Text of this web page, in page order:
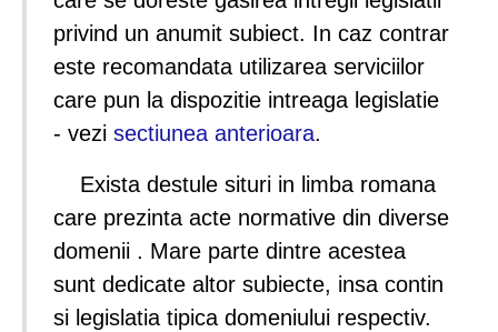
privind un anumit subiect. In caz contrar
este recomandata utilizarea serviciilor
care pun la dispozitie intreaga legislatie
- vezi sectiunea anterioara.
Exista destule situri in limba romana
care prezinta acte normative din diverse
domenii . Mare parte dintre acestea
sunt dedicate altor subiecte, insa contin
si legislatia tipica domeniului respectiv.